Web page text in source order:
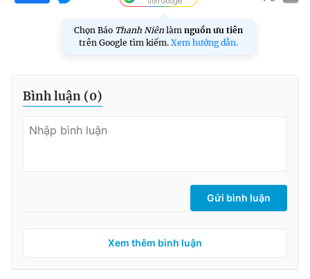
Chọn Báo Thanh Niên làm nguồn ưu tiên
trên Google tìm kiếm. Xem hướng dẫn.
Bình luận (0)
Gửi bình luận
Xem thêm bình luận